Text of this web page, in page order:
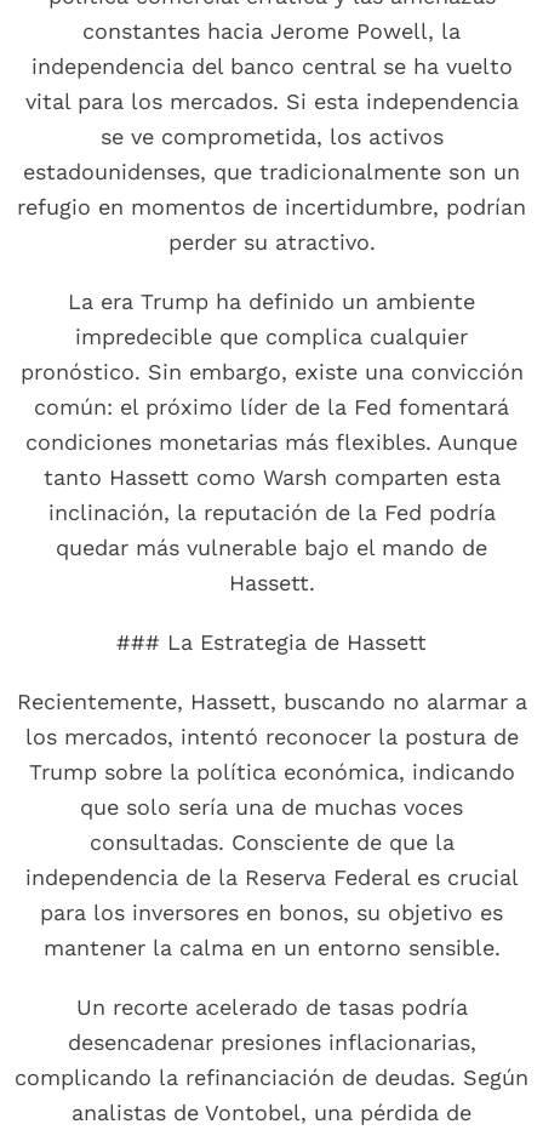
constantes hacia Jerome Powell, la
independencia del banco central se ha vuelto
vital para los mercados. Si esta independencia
se ve comprometida, los activos
estadounidenses, que tradicionalmente son un
refugio en momentos de incertidumbre, podrían
perder su atractivo.
La era Trump ha definido un ambiente
impredecible que complica cualquier
pronóstico. Sin embargo, existe una convicción
común: el próximo líder de la Fed fomentará
condiciones monetarias más flexibles. Aunque
tanto Hassett como Warsh comparten esta
inclinación, la reputación de la Fed podría
quedar más vulnerable bajo el mando de
Hassett.
### La Estrategia de Hassett
Recientemente, Hassett, buscando no alarmar a
los mercados, intentó reconocer la postura de
Trump sobre la política económica, indicando
que solo sería una de muchas voces
consultadas. Consciente de que la
independencia de la Reserva Federal es crucial
para los inversores en bonos, su objetivo es
mantener la calma en un entorno sensible.
Un recorte acelerado de tasas podría
desencadenar presiones inflacionarias,
complicando la refinanciación de deudas. Según
analistas de Vontobel, una pérdida de